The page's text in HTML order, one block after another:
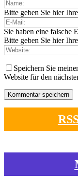
Bitte geben Sie hier
Sie haben eine falsche
Bitte geben Sie hier
Speichern Sie
Website für den